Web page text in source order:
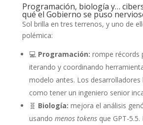
Programación, biología y…
qué el Gobierno se puso
Sol brilla en tres terrenos, y uno de
polémica:
💻 Programación: rompe récords
iterando y coordinando
modelo antes. Los desarrolladores
como tener un ingeniero senior
🧬 Biología: mejora el análisis
usando menos tokens que GPT-